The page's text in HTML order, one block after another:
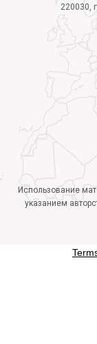
220030,
Использование
указанием